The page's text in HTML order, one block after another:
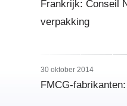
Frankrijk: Conseil
verpakking
30 oktober 2014
FMCG-